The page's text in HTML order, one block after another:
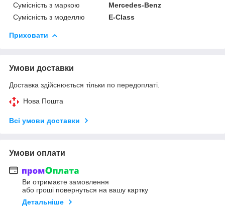
Сумісність з маркою
Mercedes-Benz
Сумісність з моделлю
E-Class
Приховати
Умови доставки
Доставка здійснюється тільки по передоплаті.
Нова Пошта
Всі умови доставки
Умови оплати
Ви отримаєте замовлення
або гроші повернуться на вашу картку
Детальніше